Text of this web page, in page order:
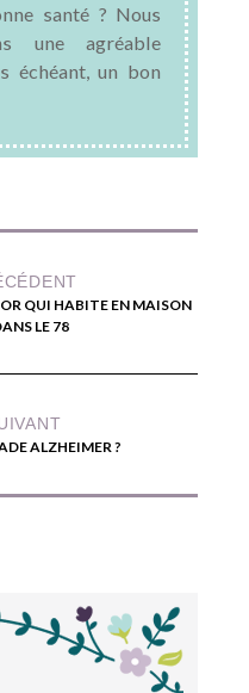
santé ? Nous
une agréable
échéant, un bon
QUI HABITE EN MAISON
LE 78
ALZHEIMER ?